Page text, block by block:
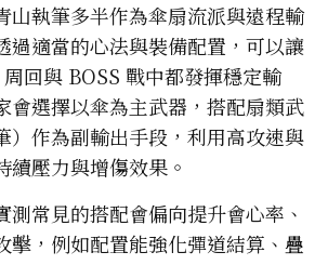
山執筆多半作為傘扇流派與遠程輸
過適當的心法與裝備配置，可以讓
回與 BOSS 戰中都發揮穩定輸
會選擇以傘為主武器，搭配扇類武
）作為副輸出手段，利用高攻速與
續壓力與增傷效果。
測常見的搭配會偏向提升會心率、
擊，例如配置能強化彈道結算、疊